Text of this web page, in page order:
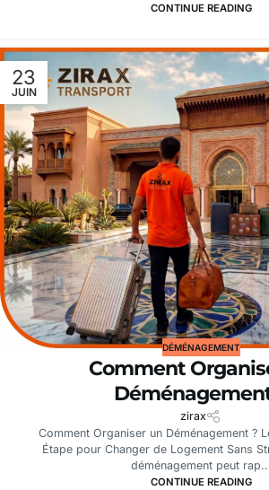
CONTINUE READING
23
JUIN
DÉMÉNAGEMENT
Comment
zirax
Comment Organiser un Déménagement ?
Étape pour Changer de Logement Sans
déménagement peut
CONTINUE READING